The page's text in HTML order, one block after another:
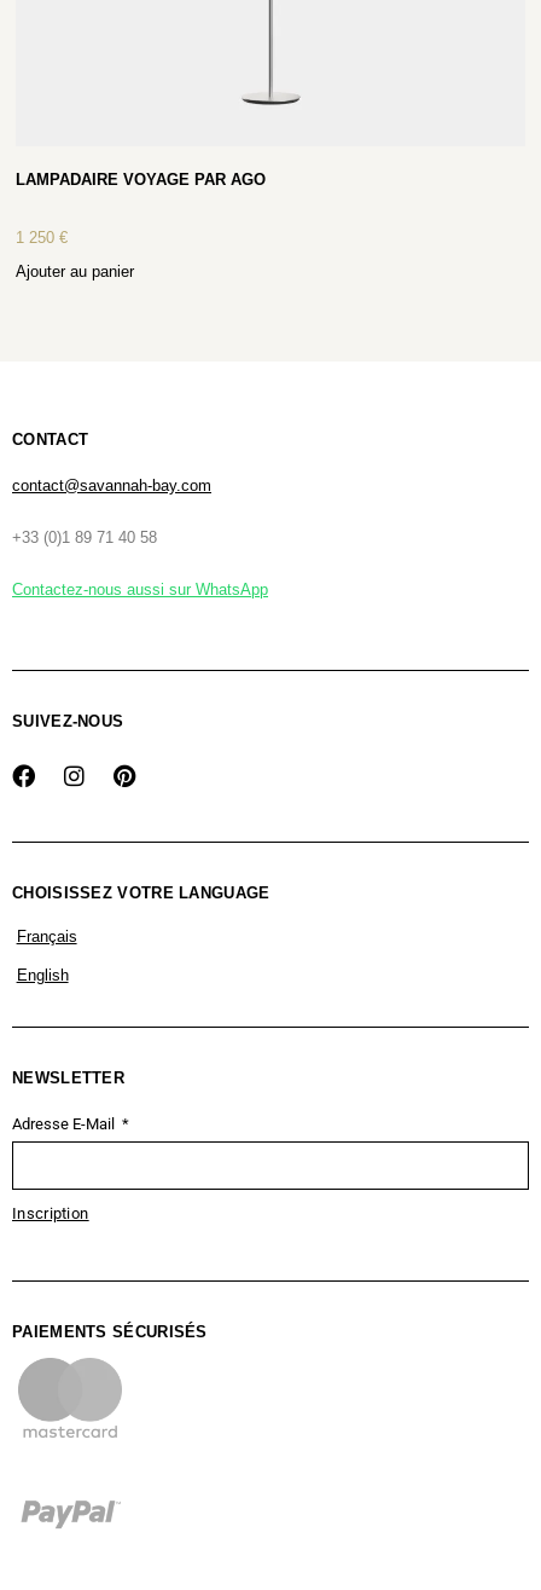
LAMPADAIRE VOYAGE PAR AGO
1 250€
Ajouter au panier
CONTACT
contact@savannah-bay.com
+33 (0)1 89 71 40 58
Contactez-nous aussi sur WhatsApp
SUIVEZ-NOUS
CHOISISSEZ VOTRE LANGUAGE
Français
English
NEWSLETTER
Adresse E-Mail
Inscription
PAIEMENTS SÉCURISÉS